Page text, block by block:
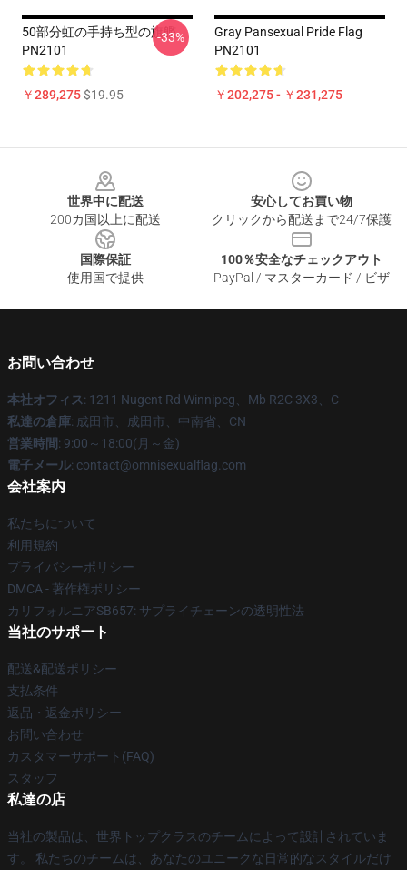
50部分虹の手持ち型の旗艦
PN2101
￥289,275$19.95
-33%
Gray Pansexual Pride Flag
PN2101
￥202,275 - ￥231,275
世界中に配送
200カ国以上に配送
安心してお買い物
クリックから配送まで24/7保護
国際保証
使用国で提供
100％安全なチェックアウト
PayPal / マスターカード / ビザ
お問い合わせ
本社オフィス: 1211 Nugent Rd Winnipeg、Mb R2C 3X3、C
私達の倉庫: 成田市、成田市、中南省、CN
営業時間: 9:00～18:00(月～金)
電子メール: contact@omnisexualflag.com
会社案内
私たちについて
利用規約
プライバシーポリシー
DMCA - 著作権ポリシー
カリフォルニアSB657: サプライチェーンの透明性法
当社のサポート
配送&配送ポリシー
支払条件
返品・返金ポリシー
お問い合わせ
カスタマーサポート(FAQ)
スタッフ
私達の店
当社の製品は、世界トップクラスのチームによって設計されていま
す。 私たちのチームは、あなたのユニークな日常的なスタイルだけ